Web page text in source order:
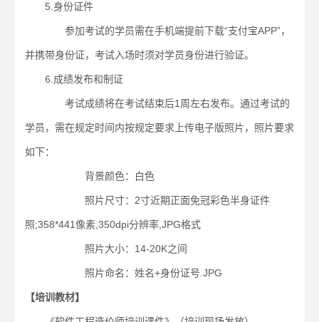
5.身份证件
参加考试的学员需在手机端提前下载“支付宝APP”，
并携带身份证，考试入场时须对学员身份进行验证。
6.成绩发布和制证
考试成绩将在考试结束后1周左右发布。通过考试的
学员，需在规定时间内按规定要求上传电子版照片，照片要求
如下：
背景颜色：白色
照片尺寸：2寸近期正面免冠彩色半身证件
照;358*441像素,350dpi分辨率,JPG格式
照片大小：14-20K之间
照片命名：姓名+身份证号.JPG
【培训教材】